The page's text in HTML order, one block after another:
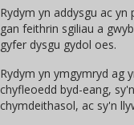
Rydym yn addysgu ac
gan feithrin sgiliau a
gyfer dysgu gydol oes.
Rydym yn ymgymryd ag
chyfleoedd byd-eang,
chymdeithasol, ac sy'n